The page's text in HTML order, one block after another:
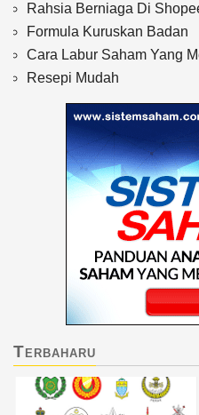
Rahsia Berniaga Di
Formula Kuruskan Badan
Cara Labur Saham Yang
Resepi Mudah
Terbaharu